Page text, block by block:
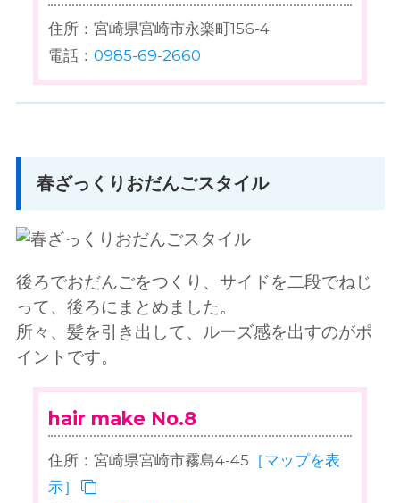
住所：宮崎県宮崎市永楽町156-4
電話：0985-69-2660
春ざっくりおだんごスタイル
後ろでおだんごをつくり、サイドを二段でねじ
って、後ろにまとめました。
所々、髪を引き出して、ルーズ感を出すのがポ
イントです。
hair make No.8
住所：宮崎県宮崎市霧島4-45 ［マップを表
示］